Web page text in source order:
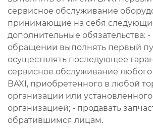
сервисное обслуживание
принимающие на себя
дополнительные обязательства:
обращении выполнять первый
осуществлять последующее
сервисное обслуживание
BAXI, приобретенного в любой
организации или
организацией; - продавать
обратившимся лицам.